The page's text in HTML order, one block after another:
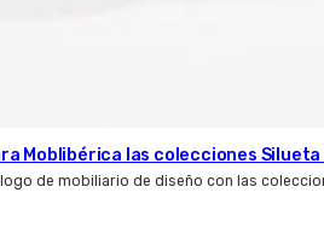
Moblibérica las colecciones Silueta
de mobiliario de diseño con las